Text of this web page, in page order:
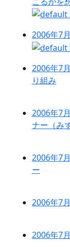
2006年7
2006年7
り組み
2006年7
ナー（み
2006年7
ー
2006年7
2006年7